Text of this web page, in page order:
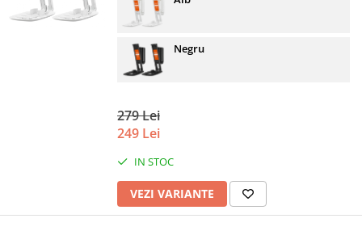
Negru
279 Lei
249 Lei
IN STOC
VEZI VARIANTE